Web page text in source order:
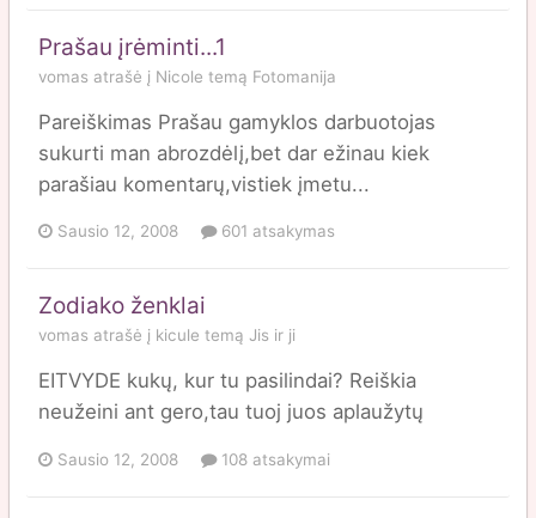
Prašau įrėminti...1
vomas atrašė į Nicole temą Fotomanija
Pareiškimas Prašau gamyklos darbuotojas
sukurti man abrozdėlį,bet dar ežinau kiek
parašiau komentarų,vistiek įmetu...
Sausio 12, 2008 601 atsakymas
Zodiako ženklai
vomas atrašė į kicule temą Jis ir ji
EITVYDE kukų, kur tu pasilindai? Reiškia
neužeini ant gero,tau tuoj juos aplaužytų
Sausio 12, 2008 108 atsakymai